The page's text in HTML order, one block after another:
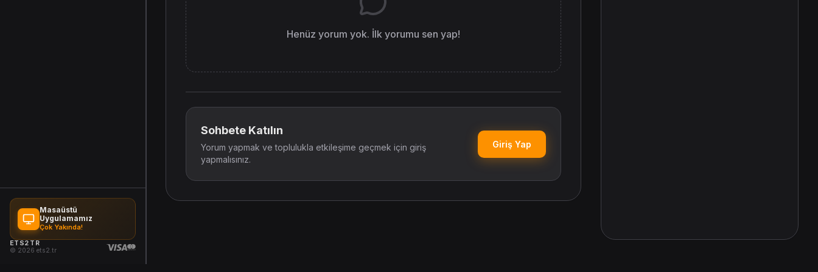
Masaüstü
Uygulamamız
Çok Yakında!
ETS2 TR
© 2026 ets2.tr
Henüz yorum yok. İlk yorumu sen yap!
Sohbete Katılın
Yorum yapmak ve toplulukla etkileşime geçmek için giriş
yapmalısınız.
Giriş Yap